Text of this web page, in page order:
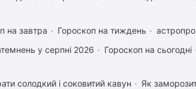
на завтра Гороскоп на тиждень
у серпні 2026
Гороскоп на сьогодні
солодкий і соковитий кавун Як